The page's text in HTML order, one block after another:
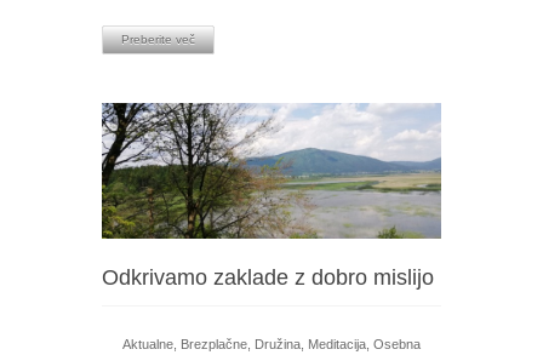
Preberite več
Odkrivamo zaklade z dobro mislijo
Aktualne Brezplačne Družina Meditacija Osebna